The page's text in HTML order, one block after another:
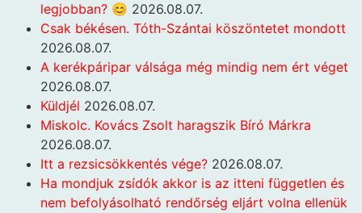
legjobban? 😊 2026.08.07.
Csak békésen. Tóth-Szántai köszöntetet mondott
2026.08.07.
A kerékpáripar válsága még mindig nem ért véget
2026.08.07.
Küldjél 2026.08.07.
Miskolc. Kovács Zsolt haragszik Bíró Márkra
2026.08.07.
Itt a rezsicsökkentés vége? 2026.08.07.
Ha mondjuk zsídók akkor is az itteni független és
nem befolyásolható rendőrség eljárt volna ellenük